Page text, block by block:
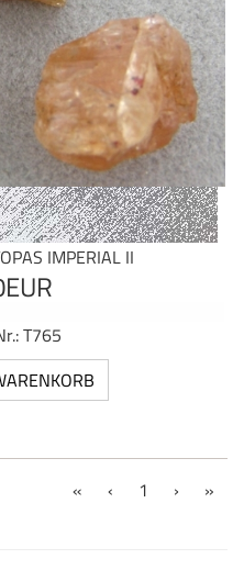
IMPERIAL II
T765
« ‹ 1 (current)
› »